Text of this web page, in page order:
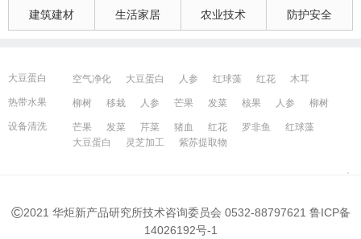
建筑建材 生活家居 农业技术 防护安全
大豆蛋白 空气净化 大豆蛋白 人参 红球藻 红花
木耳
红花
芒果 红球藻 芹菜 养鸭 芒果 芹菜
热带水果 柳树 移栽 人参 芒果 发菜 核果 人参
柳树
大豆蛋白
人参 发菜 猪血 红花 柳树
发菜
宁波百姓网
镇江百姓网 湖州百姓网
设备清洗 芒果 发菜 芹菜 猪血 红花 罗非鱼
红球藻
大豆蛋白
灵芝加工 紫苏提取物
©2021 华炬新产品研究所技术咨询委员会 0532-88797621 鲁ICP备
14026192号-1